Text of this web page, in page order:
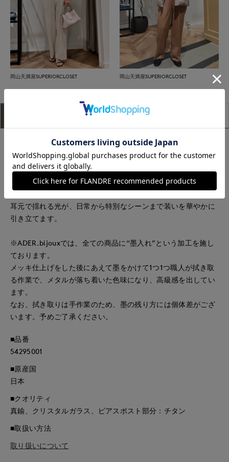
岡山天満屋SUPERIORCLOSET 岡山天満屋SUPERIORCLOSET
サイズ詳細
＜Engram（記憶痕跡）＞をテーマに、眩い記憶のきらめきを
散りばめたシリーズ。
ブランドの象徴であるCUTSTEELに、クリスタルガラスの輝き
を重ねたピアスです。チェーンのようにモチーフの連なるデザ
耳元で揺れる光が、日常から特別なシーンまで装いを華やかに
引き立てます。
※ADER.bijouxでは、全ての商品に“墨入れ”という加工を施し
ております。
メッキ仕上げをした後にあえて墨をかけて1つ1つ職人が拭き取
る作業で、メタルが落ち着いた色味になり、高級感を出してい
ます。
なお、拭き取りは手作業のため、墨の残り方には個体差がござ
います。予めご了承ください。
■品番
54295001
■原産国
日本
■クオリティ
真鍮、クリスタルガラス、ピアスポスト部分：チタン
■取扱い方法
取り扱いについて